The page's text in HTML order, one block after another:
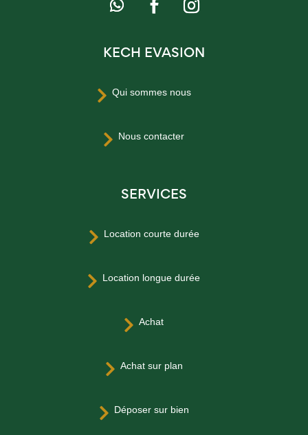
KECH EVASION
 Qui sommes nous
 Nous contacter
SERVICES
 Location courte durée
 Location longue durée
 Achat
 Achat sur plan
 Déposer sur bien